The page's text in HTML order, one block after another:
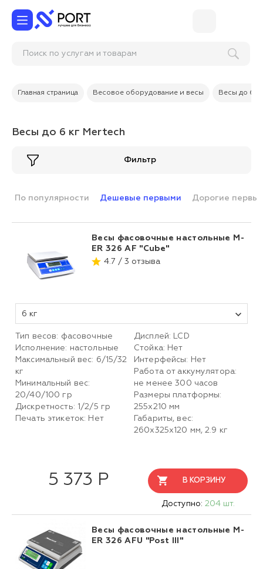
Поиск по услугам и товарам
Главная страница Весовое оборудование и весы Весы до 6 кг
Весы до 6 кг Mertech
Фильтр
По популярности Дешевые первыми Дорогие
Весы фасовочные настольные M-
ER 326 AF "Cube"
4.7 / 3 отзыва
6 кг
Тип весов: фасовочные
Исполнение: настольные
Максимальный вес: 6/15/32
кг
Минимальный вес:
20/40/100 гр
Дискретность: 1/2/5 гр
Печать этикеток: Нет
Дисплей: LCD
Стойка: Нет
Интерфейсы: Нет
Работа от аккумулятора:
не менее 300 часов
Размеры платформы:
255х210 мм
Габариты, вес:
260х325х120 мм, 2.9 кг
5 373 Р В КОРЗИНУ
Доступно: 204 шт.
Весы фасовочные настольные M-
ER 326 AFU "Post III"